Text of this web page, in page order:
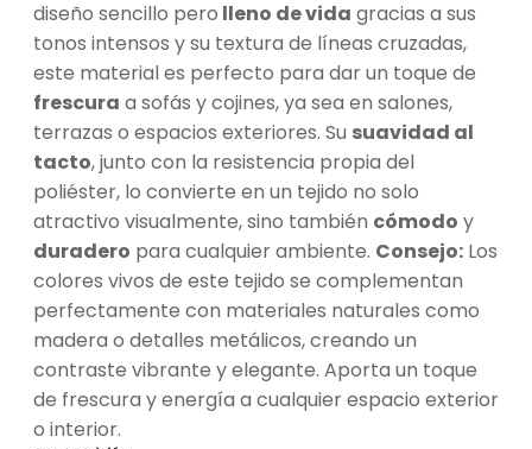
diseño sencillo pero lleno de vida gracias a sus
tonos intensos y su textura de líneas cruzadas,
este material es perfecto para dar un toque de
frescura a sofás y cojines, ya sea en salones,
terrazas o espacios exteriores. Su suavidad al
tacto, junto con la resistencia propia del
poliéster, lo convierte en un tejido no solo
atractivo visualmente, sino también cómodo y
duradero para cualquier ambiente. Consejo: Los
colores vivos de este tejido se complementan
perfectamente con materiales naturales como
madera o detalles metálicos, creando un
contraste vibrante y elegante. Aporta un toque
de frescura y energía a cualquier espacio exterior
o interior.